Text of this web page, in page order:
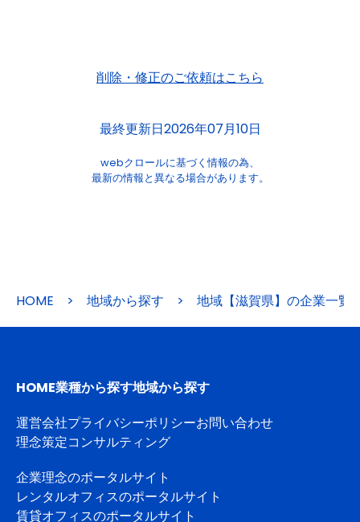
削除・修正のご依頼はこちら
最終更新日2026年07月10日
webクロールに基づく情報の為、
最新の情報と異なる場合があります。
HOME > 地域から探す > 地域【滋賀県】の企業一覧
HOME業種から探す地域から探す
運営会社プライバシーポリシーお問い合わせ
理念策定コンサルティング
企業理念のポータルサイト
レンタルオフィスのポータルサイト
賃貸オフィスのポータルサイト